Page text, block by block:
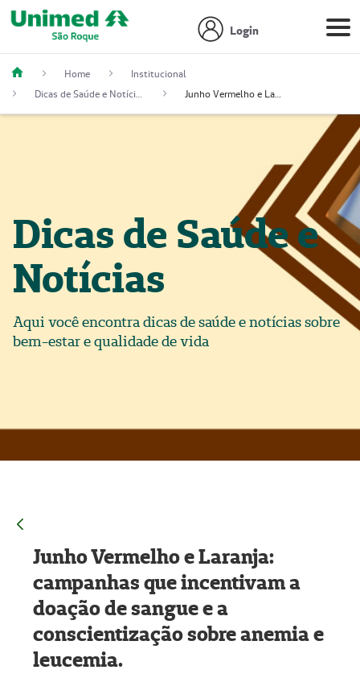
Login
Home
Institucional
Dicas de Saúde e Notícias
Junho Vermelho e Laranja: campanhas que incentivam a doação de sangue e a conscientização sobre anemia e leucemia.
Dicas de Saúde e
Notícias
Aqui você encontra dicas de saúde e notícias sobre
bem-estar e qualidade de vida
Junho Vermelho e Laranja:
campanhas que incentivam a
doação de sangue e a
conscientização sobre anemia e
leucemia.